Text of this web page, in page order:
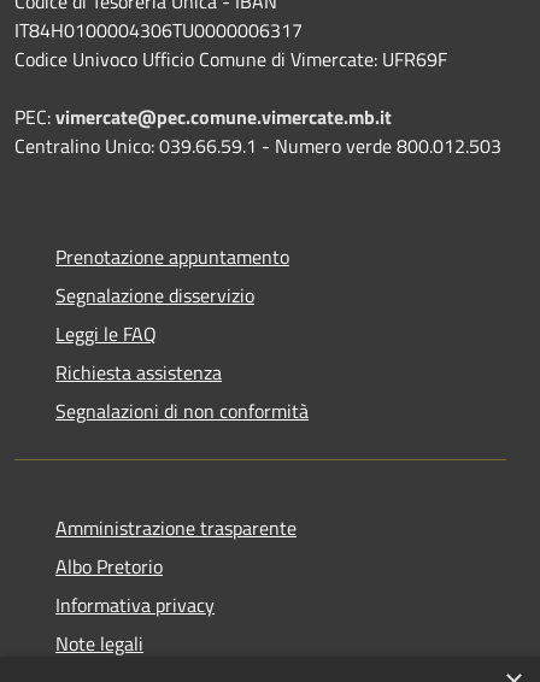
IT84H0100004306TU0000006317
Codice Univoco Ufficio Comune di Vimercate: UFR69F
PEC:vimercate@pec.comune.vimercate.mb.it
Centralino Unico: 039.66.59.1 - Numero verde 800.012.503
Prenotazione appuntamento
Segnalazione disservizio
Leggi le FAQ
Richiesta assistenza
Segnalazioni di non conformità
Amministrazione trasparente
Albo Pretorio
Informativa privacy
Note legali